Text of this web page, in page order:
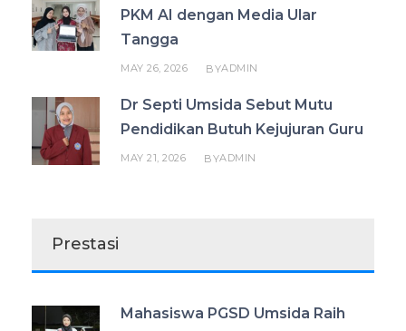
PKM AI dengan Media Ular
Tangga
MAY 26, 2026 BYADMIN
Dr Septi Umsida Sebut Mutu
Pendidikan Butuh Kejujuran Guru
MAY 21, 2026 BYADMIN
Prestasi
Mahasiswa PGSD Umsida Raih